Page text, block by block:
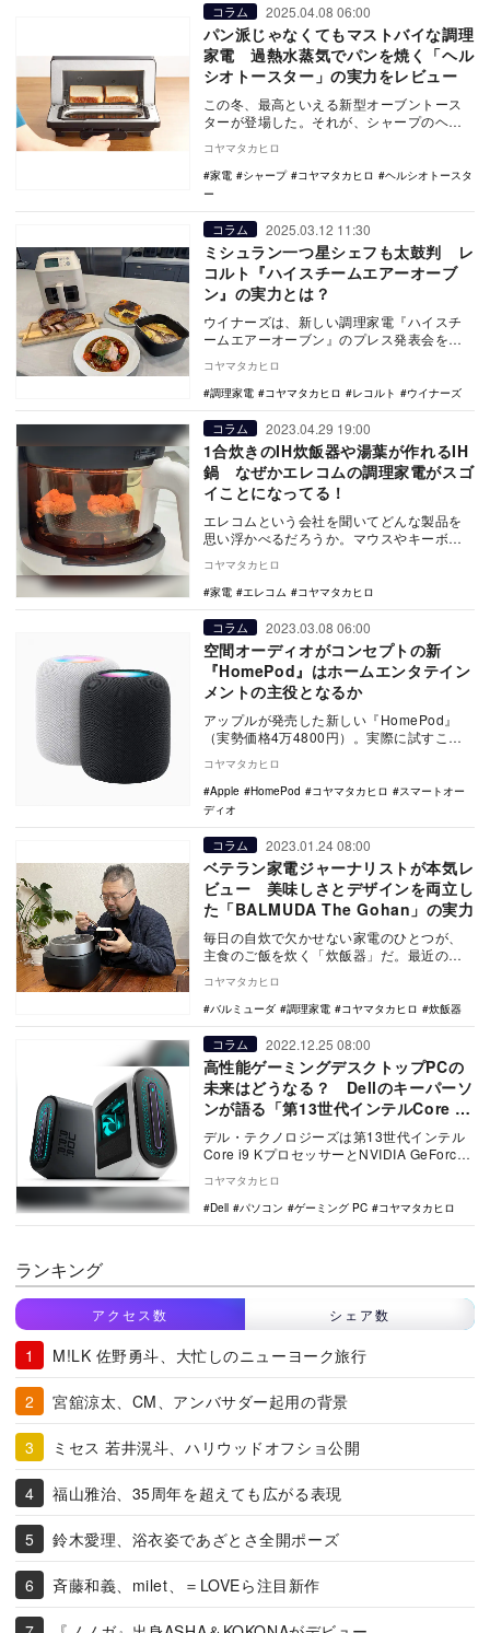
コラム 2025.04.08 06:00
パン派じゃなくてもマストバイな調理
家電 過熱水蒸気でパンを焼く「ヘル
シオトースター」の実力をレビュー
この冬、最高といえる新型オーブントース
ターが登場した。それが、シャープのヘル
WT1』だ…
コヤマタカヒロ
家電
シャープ コヤマタカヒロ
ヘルシオトースタ
ー
コラム 2025.03.12 11:30
ミシュラン一つ星シェフも太鼓判 レ
コルト『ハイスチームエアーオーブ
ン』の実力とは？
ウイナーズは、新しい調理家電『ハイスチ
ームエアーオーブン』のプレス発表会を開
イブリッド加熱…
コヤマタカヒロ
調理家電
コヤマタカヒロ レコルト ウイナーズ
コラム 2023.04.29 19:00
1合炊きのIH炊飯器や湯葉が作れるIH
鍋 なぜかエレコムの調理家電がスゴ
イことになってる！
エレコムという会社を聞いてどんな製品を
思い浮かべるだろうか。マウスやキーボー
や液晶保護フ…
コヤマタカヒロ
家電
エレコム コヤマタカヒロ
コラム 2023.03.08 06:00
空間オーディオがコンセプトの新
『HomePod』はホームエンタテイン
メントの主役となるか
アップルが発売した新しい『HomePod』
（実勢価格4万4800円）。実際に試すこと
くリポ…
コヤマタカヒロ
Apple
HomePod コヤマタカヒロ
スマートオー
ディオ
コラム 2023.01.24 08:00
ベテラン家電ジャーナリストが本気レ
ビュー 美味しさとデザインを両立し
た「BALMUDA The Gohan」の実力
毎日の自炊で欠かせない家電のひとつが、
主食のご飯を炊く「炊飯器」だ。最近の炊
で、価格差が非…
コヤマタカヒロ
バルミューダ
調理家電 コヤマタカヒロ 炊飯器
コラム 2022.12.25 08:00
高性能ゲーミングデスクトップPCの
未来はどうなる？ Dellのキーパーソ
ンが語る「第13世代インテルCore i9
Kプロセッサー」と「NVIDIA
GeForce RTX 4090」によって生ま
れるもの
デル・テクノロジーズは第13世代インテル
Core i9 KプロセッサーとNVIDIA GeForce
コヤマタカヒロ
Dell
パソコン ゲーミング PC コヤマタカヒロ
ランキング
アクセス数 シェア数
M!LK 佐野勇斗、大忙しのニューヨーク旅行
宮舘涼太、CM、アンバサダー起用の背景
ミセス 若井滉斗、ハリウッドオフショ公開
福山雅治、35周年を超えても広がる表現
鈴木愛理、浴衣姿であざとさ全開ポーズ
斉藤和義、milet、＝LOVEら注目新作